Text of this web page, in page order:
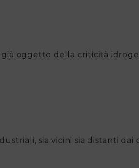
oggetto della criticità
sia vicini sia distanti dai